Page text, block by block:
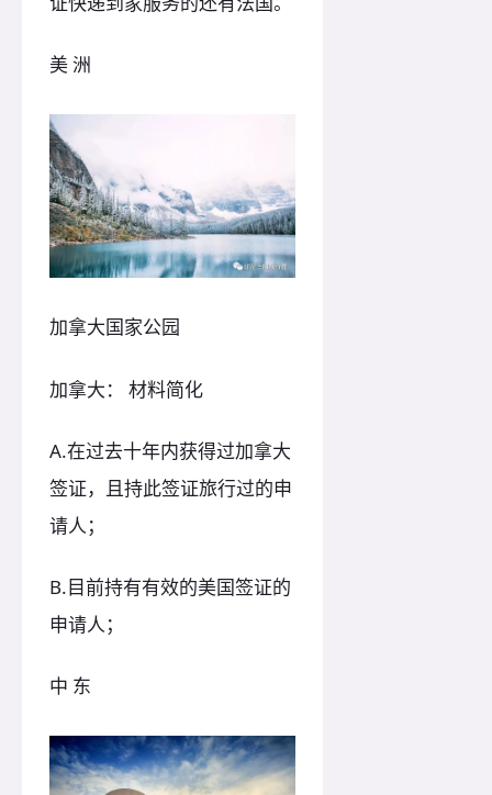
美 洲
加拿大国家公园
加拿大： 材料简化
A.在过去十年内获得过加拿大
签证，且持此签证旅行过的申
请人；
B.目前持有有效的美国签证的
申请人；
中 东